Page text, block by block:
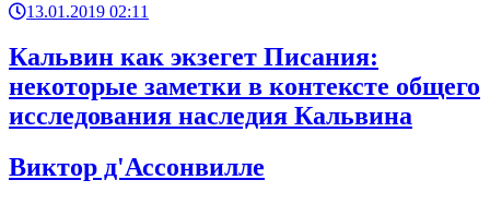
13.01.2019 02:11
Кальвин как экзегет Писания:
некоторые заметки в контексте общего
исследования наследия Кальвина
Виктор д'Ассонвилле